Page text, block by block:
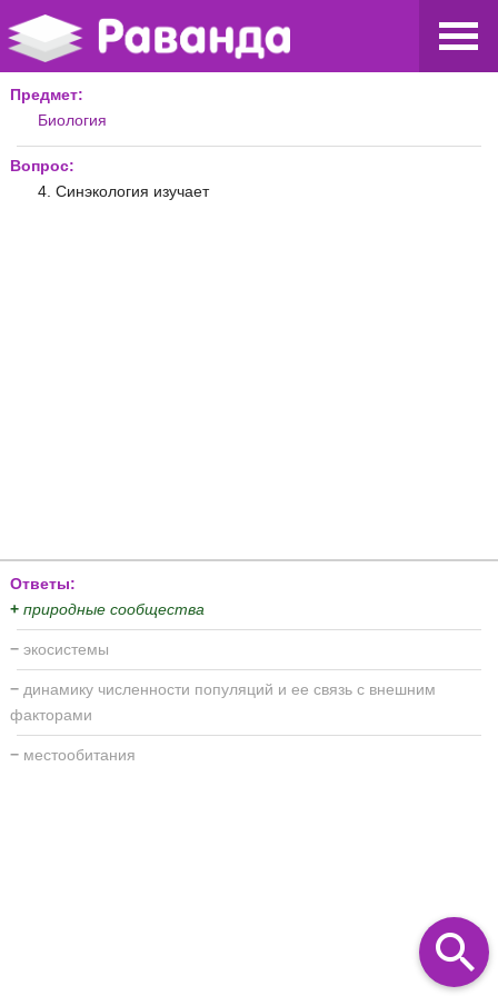
Предмет:
Биология
Вопрос:
4. Синэкология изучает
Ответы:
+ природные сообщества
− экосистемы
− динамику численности популяций и ее связь с внешним
факторами
− местообитания